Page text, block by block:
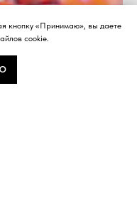
кнопку «Принимаю», вы даете
cookie.